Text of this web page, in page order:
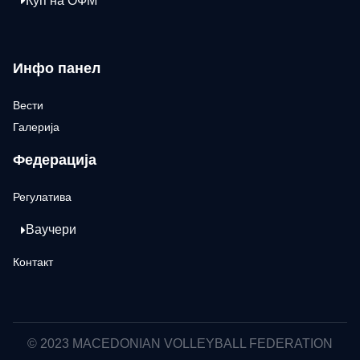
Инфо панел
Вести
Галерија
Федерација
Регулатива
Ваучери
Контакт
© 2023 MACEDONIAN VOLLEYBALL FEDERATION